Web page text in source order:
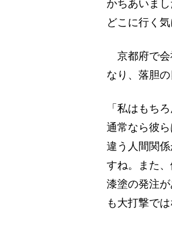
かちあいま
どこに行く
京都府で会
なり、落胆
「私はもち
通常なら彼
違う人間関
すね。また
漆塗の発注
も大打撃で